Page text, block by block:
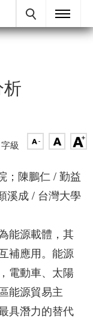
字級
；陳鵬仁 / 勤益
溪成 / 台灣大學
能源載體，其
補應用。能源
電動車、太陽
能源貿易主
具潛力的替代